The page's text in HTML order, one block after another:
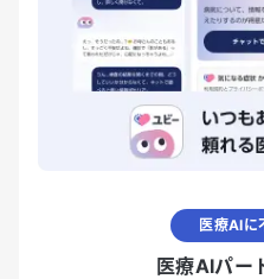
医療AIに
医療AIパー